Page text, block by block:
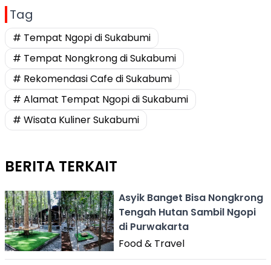
Tag
# Tempat Ngopi di Sukabumi
# Tempat Nongkrong di Sukabumi
# Rekomendasi Cafe di Sukabumi
# Alamat Tempat Ngopi di Sukabumi
# Wisata Kuliner Sukabumi
BERITA TERKAIT
Asyik Banget Bisa Nongkrong
Tengah Hutan Sambil Ngopi
di Purwakarta
Food & Travel